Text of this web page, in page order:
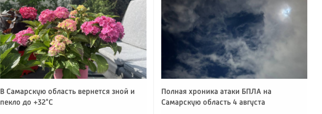
В Самарскую область вернется зной и
пекло до +32°C
Полная хроника атаки БПЛА на
Самарскую область 4 августа